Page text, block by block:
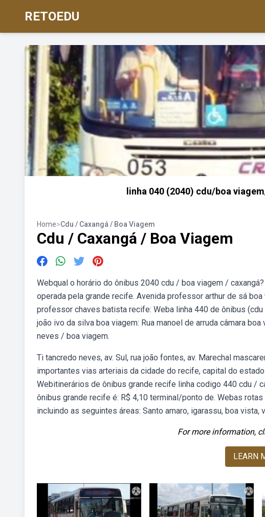
RETOEDU
linha 040 (2040) cdu/boa
Home>Cdu / Caxangá / Boa Viagem
Cdu / Caxangá / Boa Viagem
Webqual o horário do ônibus 2040 cdu / boa viagem /
operada pela grande recife. Avenida professor arthur de sá
professor chaves batista recife: Weba linha 440 de ônibus
joão ivo da silva boa viagem: Rua manoel de arruda câmara
neves / boa viagem.
Ti tancredo neves, av. Sul, rua joão fontes, av. Marechal
importantes vias arteriais da cidade do recife, capital do
Webitinerários de ônibus grande recife linha codigo 440 cdu /
ônibus grande recife é: R$ 4,10 terminal/ponto de. Webas
incluindo as seguintes áreas: Santo amaro, igarassu, boa vista,
For more information,
LEARN